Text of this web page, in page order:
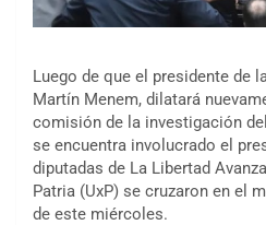
Luego de que el presidente de
Martín Menem, dilatará
comisión de la investigación
se encuentra involucrado el
diputadas de La Libertad
Patria (UxP) se cruzaron en el
de este miércoles.